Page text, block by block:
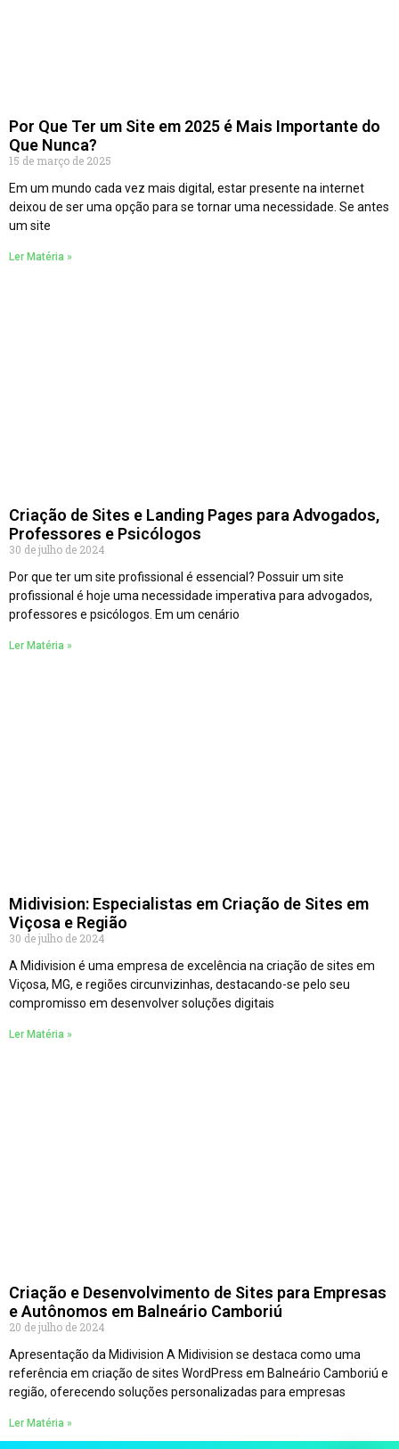
Por Que Ter um Site em 2025 é Mais Importante do
Que Nunca?
15 de março de 2025
Em um mundo cada vez mais digital, estar presente na internet
deixou de ser uma opção para se tornar uma necessidade. Se antes
um site
Ler Matéria »
Criação de Sites e Landing Pages para Advogados,
Professores e Psicólogos
30 de julho de 2024
Por que ter um site profissional é essencial? Possuir um site
profissional é hoje uma necessidade imperativa para advogados,
professores e psicólogos. Em um cenário
Ler Matéria »
Midivision: Especialistas em Criação de Sites em
Viçosa e Região
30 de julho de 2024
A Midivision é uma empresa de excelência na criação de sites em
Viçosa, MG, e regiões circunvizinhas, destacando-se pelo seu
compromisso em desenvolver soluções digitais
Ler Matéria »
Criação e Desenvolvimento de Sites para Empresas
e Autônomos em Balneário Camboriú
20 de julho de 2024
Apresentação da Midivision A Midivision se destaca como uma
referência em criação de sites WordPress em Balneário Camboriú e
região, oferecendo soluções personalizadas para empresas
Ler Matéria »